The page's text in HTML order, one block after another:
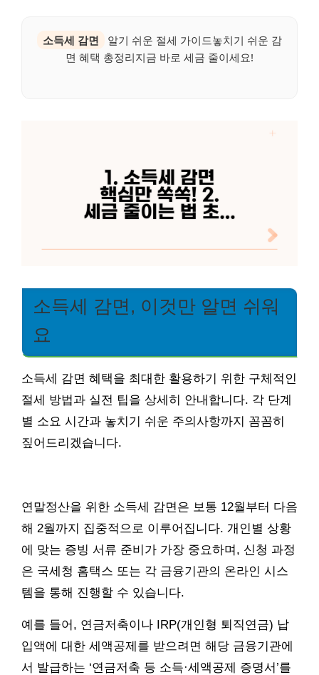
소득세 감면
알기 쉬운 절세 가이드놓치기 쉬운 감
면 혜택 총정리지금 바로 세금 줄이세요!
소득세 감면, 이것만 알면 쉬워
요
소득세 감면 혜택을 최대한 활용하기 위한 구체적인
절세 방법과 실전 팁을 상세히 안내합니다. 각 단계
별 소요 시간과 놓치기 쉬운 주의사항까지 꼼꼼히
짚어드리겠습니다.
연말정산을 위한 소득세 감면은 보통 12월부터 다음
해 2월까지 집중적으로 이루어집니다. 개인별 상황
에 맞는 증빙 서류 준비가 가장 중요하며, 신청 과정
은 국세청 홈택스 또는 각 금융기관의 온라인 시스
템을 통해 진행할 수 있습니다.
예를 들어, 연금저축이나 IRP(개인형 퇴직연금) 납
입액에 대한 세액공제를 받으려면 해당 금융기관에
서 발급하는 ‘연금저축 등 소득·세액공제 증명서’를